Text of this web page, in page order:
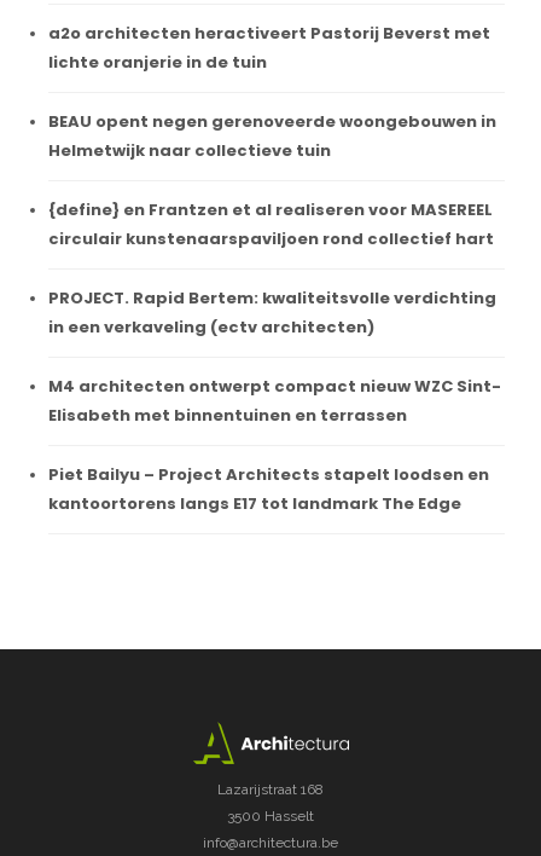
a2o architecten heractiveert Pastorij Beverst met
lichte oranjerie in de tuin
BEAU opent negen gerenoveerde woongebouwen in
Helmetwijk naar collectieve tuin
{define} en Frantzen et al realiseren voor MASEREEL
circulair kunstenaarspaviljoen rond collectief hart
PROJECT. Rapid Bertem: kwaliteitsvolle verdichting
in een verkaveling (ectv architecten)
M4 architecten ontwerpt compact nieuw WZC Sint-
Elisabeth met binnentuinen en terrassen
Piet Bailyu – Project Architects stapelt loodsen en
kantoortorens langs E17 tot landmark The Edge
Lazarijstraat 168
3500 Hasselt
info@architectura.be